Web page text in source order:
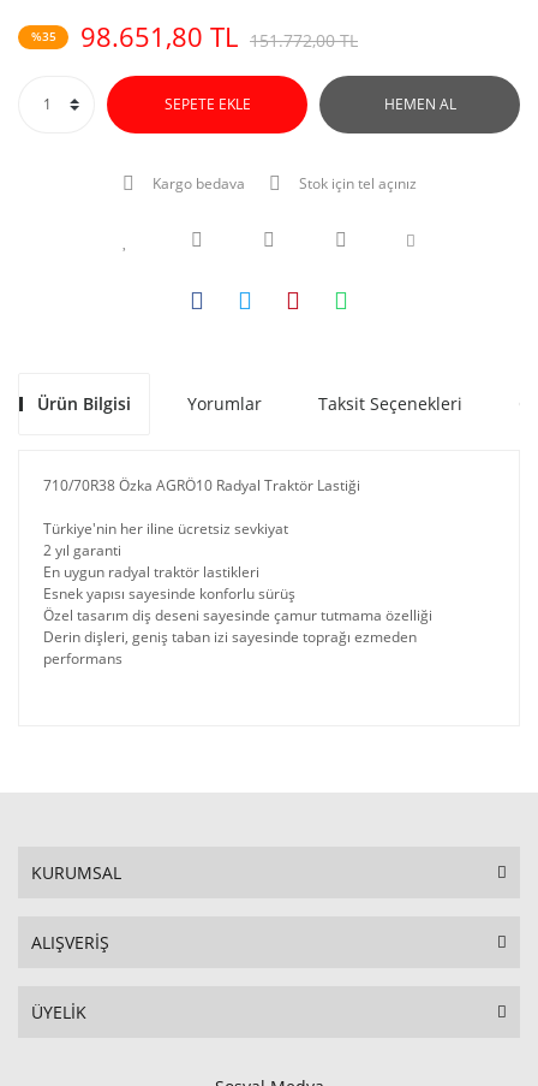
%35 98.651,80 TL 151.772,00 TL
SEPETE EKLE HEMEN AL
Kargo bedava Stok için tel açınız
Ürün Bilgisi Yorumlar Taksit Seçenekleri
710/70R38 Özka AGRÖ10 Radyal Traktör Lastiği
Türkiye'nin her iline ücretsiz sevkiyat
2 yıl garanti
En uygun radyal traktör lastikleri
Esnek yapısı sayesinde konforlu sürüş
Özel tasarım diş deseni sayesinde çamur tutmama özelliği
Derin dişleri, geniş taban izi sayesinde toprağı ezmeden
performans
KURUMSAL
ALIŞVERİŞ
ÜYELİK